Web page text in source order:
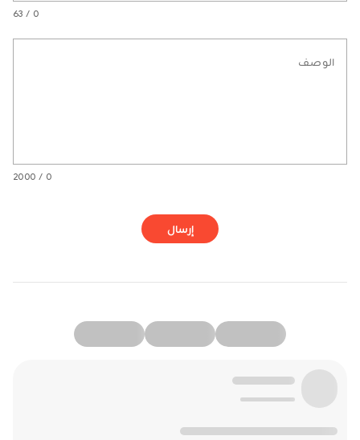
0 / 63
الوصف
0 / 2000
إرسال